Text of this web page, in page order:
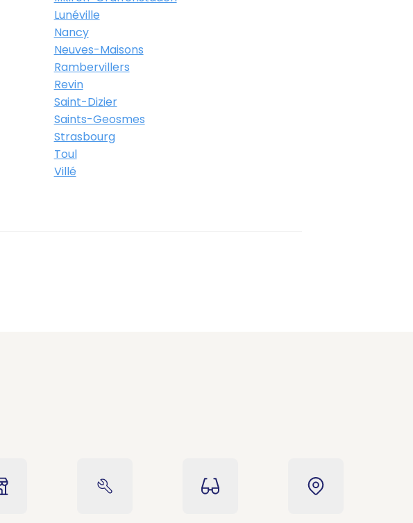
Lunéville
Nancy
Neuves-Maisons
Rambervillers
Revin
Saint-Dizier
Saints-Geosmes
Strasbourg
Toul
Villé